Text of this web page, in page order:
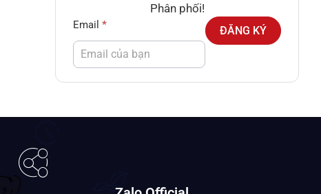
Phân phối!
Newsletter
Email * ĐĂNG KÝ